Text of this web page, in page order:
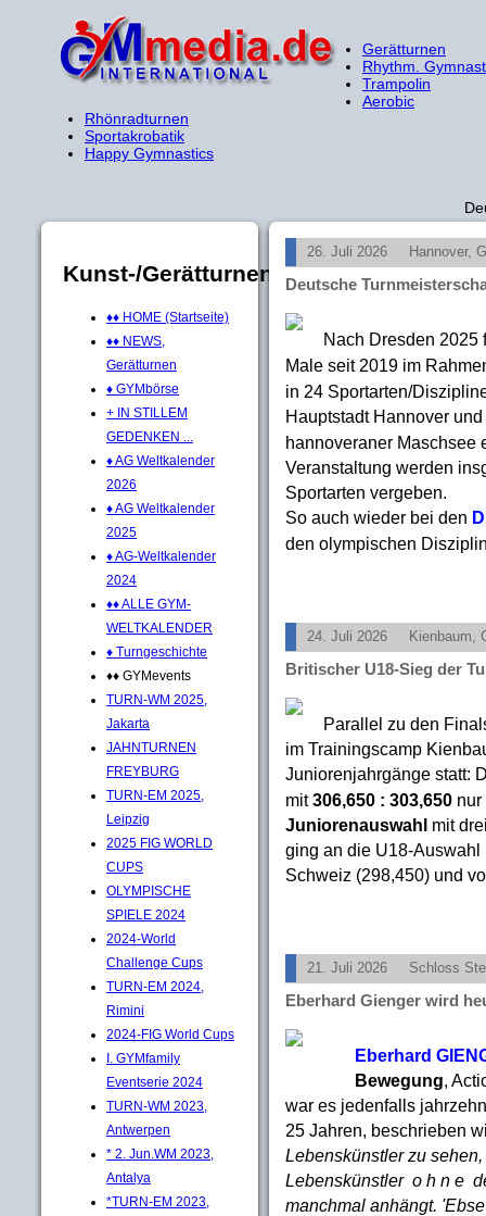
Gerätturnen
Rhythm.
Trampolin
Aerobic
Rhönradturnen
Sportakrobatik
Happy Gymnastics
Kunst-/Gerätturnen
♦♦ HOME (Startseite)
♦♦ NEWS,
Gerätturnen
♦ GYMbörse
+ IN STILLEM
GEDENKEN ...
♦ AG Weltkalender
2026
♦ AG Weltkalender
2025
♦ AG-Weltkalender
2024
♦♦ ALLE GYM-
WELTKALENDER
♦ Turngeschichte
♦♦ GYMevents
TURN-WM 2025,
Jakarta
JAHNTURNEN
FREYBURG
TURN-EM 2025,
Leipzig
2025 FIG WORLD
CUPS
OLYMPISCHE
SPIELE 2024
2024-World
Challenge Cups
TURN-EM 2024,
Rimini
2024-FIG World Cups
I. GYMfamily
Eventserie 2024
TURN-WM 2023,
Antwerpen
* 2. Jun.WM 2023,
Antalya
*TURN-EM 2023,
26. Juli 2026 Hannover,
Deutsche
Nach Dresden
Male seit 2019 im
in 24 Sportarten/
Hauptstadt Hannover
hannoveraner Maschsee
Veranstaltung werden
Sportarten vergeben.
So auch wieder bei den
den olympischen
24. Juli 2026 Kienbaum,
Britischer U18-Sieg der
Parallel zu den
im Trainingscamp
Juniorenjahrgänge statt:
mit306,650 : 303,650
Juniorenauswahl mit
ging an die U18-Auswahl
Schweiz (298,450) und
21. Juli 2026 Schloss
Eberhard Gienger wird
Eberhard
Bewegung ,
war es jedenfalls
25 Jahren, beschrieben
Lebenskünstler zu
Lebenskünstler o h n e
manchmal anhängt.